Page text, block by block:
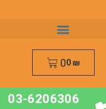
0₪
0
03-6206306